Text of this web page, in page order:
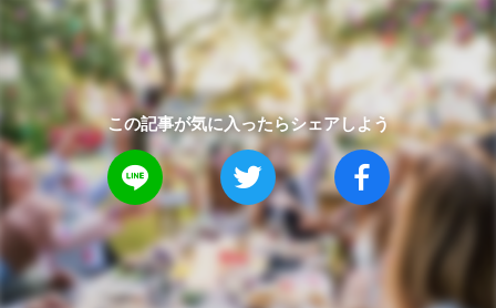
この記事が気に入ったらシェアしよう